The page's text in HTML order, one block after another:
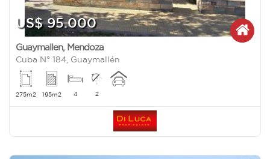
US$ 95.000
Guaymallen, Mendoza
Cuba N° 184, Guaymallén
275m2 195m2 4 2